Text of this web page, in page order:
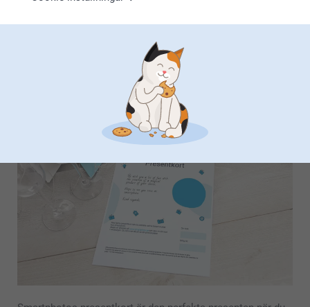
Värdinnegåvor
Från
Den perfekta presenten